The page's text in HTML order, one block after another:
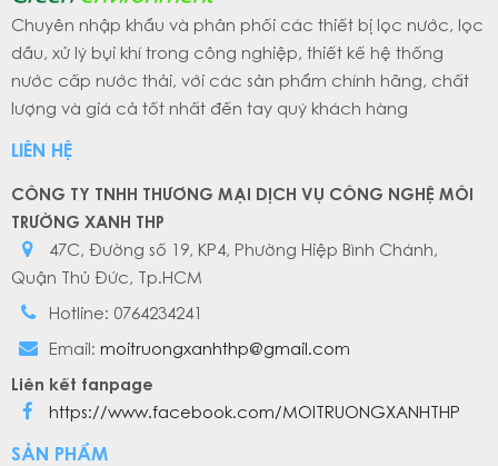
Chuyên nhập khẩu và phân phối các thiết bị lọc nước, lọc
dầu, xử lý bụi khí trong công nghiệp, thiết kế hệ thống
nước cấp nước thải, với các sản phẩm chính hãng, chất
lượng và giá cả tốt nhất đến tay quý khách hàng
LIÊN HỆ
CÔNG TY TNHH THƯƠNG MẠI DỊCH VỤ CÔNG NGHỆ MÔI
TRƯỜNG XANH THP
47C, Đường số 19, KP4, Phường Hiệp Bình Chánh,
Quận Thủ Đức, Tp.HCM
Hotline: 0764234241
Email: moitruongxanhthp@gmail.com
Liên kết fanpage
https://www.facebook.com/MOITRUONGXANHTHP
SẢN PHẨM